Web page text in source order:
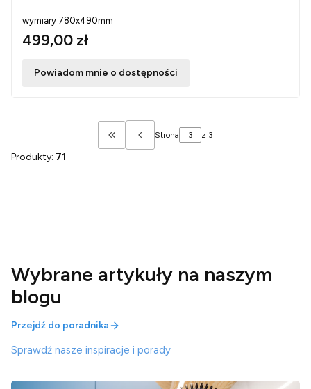
wymiary 780x490mm
499,00 zł
Powiadom mnie o dostępności
Wróć do pierwszej strony z produktami
Strona z 3
Produkty: 71
Wybrane artykuły na naszym
blogu
Przejdź do poradnika
Sprawdź nasze inspiracje i porady